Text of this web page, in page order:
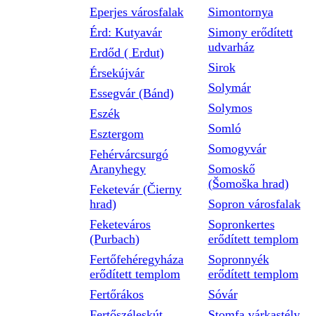
Eperjes városfalak
Érd: Kutyavár
Erdőd ( Erdut)
Érsekújvár
Essegvár (Bánd)
Eszék
Esztergom
Fehérvárcsurgó
Aranyhegy
Feketevár (Čierny
hrad)
Feketeváros
(Purbach)
Fertőfehéregyháza
erődített templom
Fertőrákos
Simontornya
Simony erődített
udvarház
Sirok
Solymár
Solymos
Somló
Somogyvár
Somoskő
(Šomoška hrad)
Sopron városfalak
Sopronkertes
erődített templom
Sopronnyék
erődített templom
Sóvár